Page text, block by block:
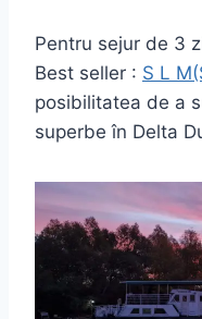
Pentru sejur de 3
Best seller : S L
posibilitatea de a
superbe în Delta